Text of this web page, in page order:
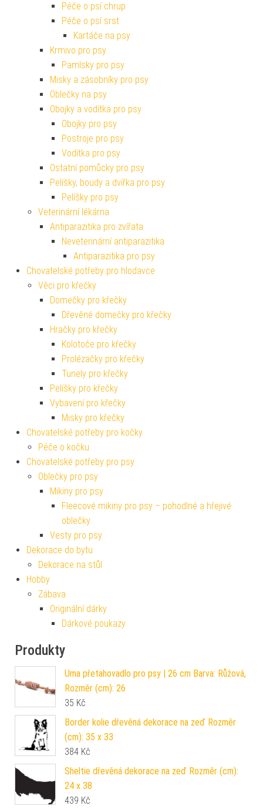
Péče o psí chrup
Péče o psí srst
Kartáče na psy
Krmivo pro psy
Pamlsky pro psy
Misky a zásobníky pro psy
Oblečky na psy
Obojky a vodítka pro psy
Obojky pro psy
Postroje pro psy
Vodítka pro psy
Ostatní pomůcky pro psy
Pelíšky, boudy a dvířka pro psy
Pelíšky pro psy
Veterinární lékárna
Antiparazitika pro zvířata
Neveterinární antiparazitika
Antiparazitika pro psy
Chovatelské potřeby pro hlodavce
Věci pro křečky
Domečky pro křečky
Dřevěné domečky pro křečky
Hračky pro křečky
Kolotoče pro křečky
Prolézačky pro křečky
Tunely pro křečky
Pelíšky pro křečky
Vybavení pro křečky
Misky pro křečky
Chovatelské potřeby pro kočky
Péče o kočku
Chovatelské potřeby pro psy
Oblečky pro psy
Mikiny pro psy
Fleecové mikiny pro psy – pohodlné a hřejivé
oblečky
Vesty pro psy
Dekorace do bytu
Dekorace na stůl
Hobby
Zábava
Originální dárky
Dárkové poukazy
Produkty
Uma přetahovadlo pro psy | 26 cm Barva: Růžová,
Rozměr (cm): 26
35 Kč
Border kolie dřevěná dekorace na zeď Rozměr
(cm): 35 x 33
384 Kč
Sheltie dřevěná dekorace na zeď Rozměr (cm):
24 x 38
439 Kč